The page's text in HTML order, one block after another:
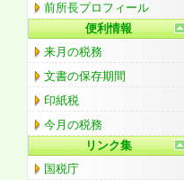
前所長プロフィール
便利情報
来月の税務
文書の保存期間
印紙税
今月の税務
リンク集
国税庁